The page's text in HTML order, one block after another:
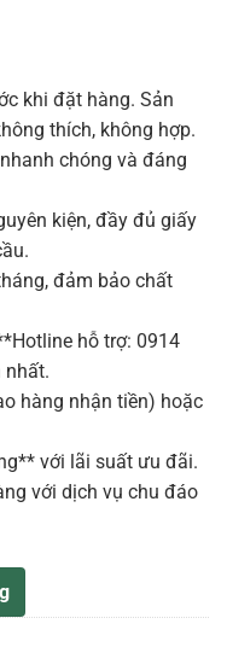
khi đặt hàng. Sản
thích, không hợp.
chóng và đáng
kiện, đầy đủ giấy
đảm bảo chất
hỗ trợ: 0914
nhất.
hàng nhận tiền) hoặc
với lãi suất ưu đãi.
với dịch vụ chu đáo
130 LONG 5STR số lượng